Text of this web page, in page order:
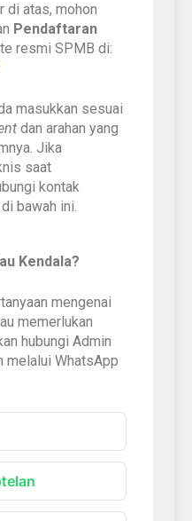
di atas, mohon
Pendaftaran
resmi SPMB di:
masukkan sesuai
dan arahan yang
Jika
saat
kontak
bawah ini.
Kendala?
mengenai
memerlukan
hubungi Admin
melalui WhatsApp